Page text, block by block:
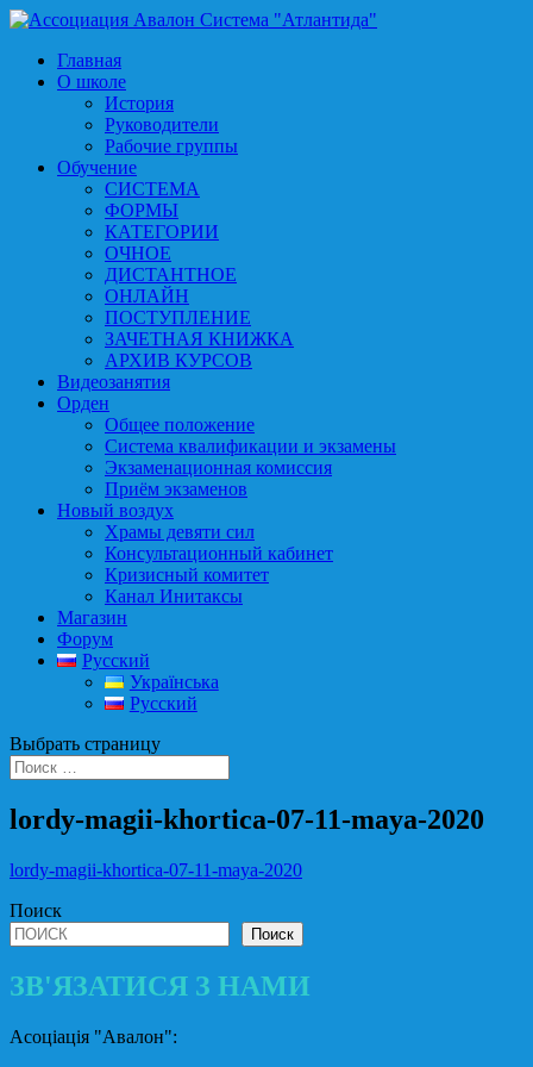
Главная
О школе
История
Руководители
Рабочие группы
Обучение
СИСТЕМА
ФОРМЫ
КАТЕГОРИИ
ОЧНОЕ
ДИСТАНТНОЕ
ОНЛАЙН
ПОСТУПЛЕНИЕ
ЗАЧЕТНАЯ КНИЖКА
АРХИВ КУРСОВ
Видеозанятия
Орден
Общее положение
Система квалификации и экзамены
Экзаменационная комиссия
Приём экзаменов
Новый воздух
Храмы девяти сил
Консультационный кабинет
Кризисный комитет
Канал Инитаксы
Магазин
Форум
Русский
Українська
Русский
Выбрать страницу
lordy-magii-khortica-07-11-maya-2020
lordy-magii-khortica-07-11-maya-2020
Поиск
Поиск
ЗВ'ЯЗАТИСЯ З НАМИ
Асоціація "Авалон":